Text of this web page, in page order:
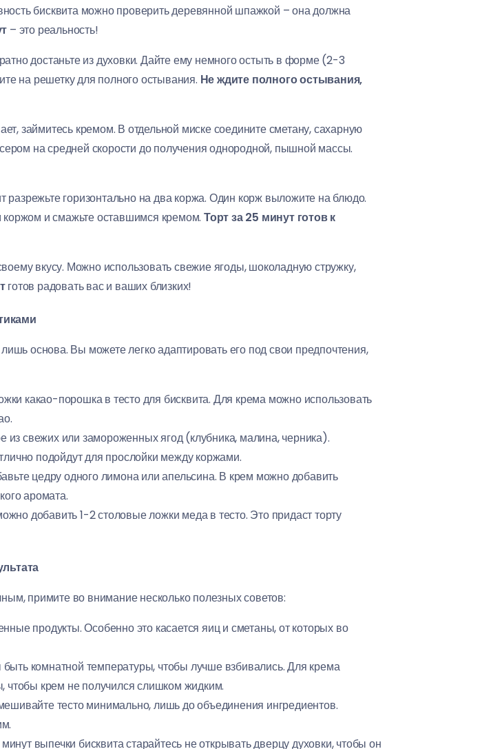
бисквита можно проверить деревянной шпажкой – она должна
– это реальность!
достаньте из духовки. Дайте ему немного остыть в форме (2-3
на решетку для полного остывания. Не ждите полного остывания,
займитесь кремом. В отдельной миске соедините сметану, сахарную
на средней скорости до получения однородной, пышной массы.
горизонтально на два коржа. Один корж выложите на блюдо.
и смажьте оставшимся кремом. Торт за 25 минут готов к
вкусу. Можно использовать свежие ягоды, шоколадную стружку,
готов радовать вас и ваших близких!
основа. Вы можете легко адаптировать его под свои предпочтения,
какао-порошка в тесто для бисквита. Для крема можно использовать
свежих или замороженных ягод (клубника, малина, черника).
подойдут для прослойки между коржами.
цедру одного лимона или апельсина. В крем можно добавить
аромата.
добавить 1-2 столовые ложки меда в тесто. Это придаст торту
примите во внимание несколько полезных советов:
продукты. Особенно это касается яиц и сметаны, от которых во
комнатной температуры, чтобы лучше взбивались. Для крема
чтобы крем не получился слишком жидким.
тесто минимально, лишь до объединения ингредиентов.
выпечки бисквита старайтесь не открывать дверцу духовки, чтобы он